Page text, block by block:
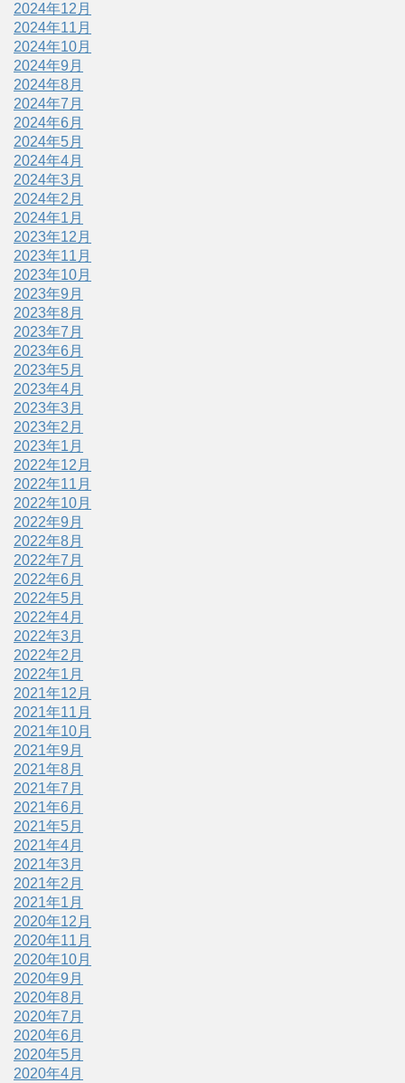
2024年12月
2024年11月
2024年10月
2024年9月
2024年8月
2024年7月
2024年6月
2024年5月
2024年4月
2024年3月
2024年2月
2024年1月
2023年12月
2023年11月
2023年10月
2023年9月
2023年8月
2023年7月
2023年6月
2023年5月
2023年4月
2023年3月
2023年2月
2023年1月
2022年12月
2022年11月
2022年10月
2022年9月
2022年8月
2022年7月
2022年6月
2022年5月
2022年4月
2022年3月
2022年2月
2022年1月
2021年12月
2021年11月
2021年10月
2021年9月
2021年8月
2021年7月
2021年6月
2021年5月
2021年4月
2021年3月
2021年2月
2021年1月
2020年12月
2020年11月
2020年10月
2020年9月
2020年8月
2020年7月
2020年6月
2020年5月
2020年4月